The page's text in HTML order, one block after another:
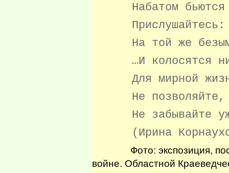
Набатом бьются
Прислушайтесь:
На той же
…И колосятся
Для мирной
Не позволяйте,
Не забывайте
(Ирина
Фото: экспозиция,
войне. Областной